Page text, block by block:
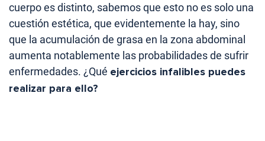
cuerpo es distinto, sabemos que esto no es solo una
cuestión estética, que evidentemente la hay, sino
que la acumulación de grasa en la zona abdominal
aumenta notablemente las probabilidades de sufrir
enfermedades. ¿Qué ejercicios infalibles puedes
realizar para ello?